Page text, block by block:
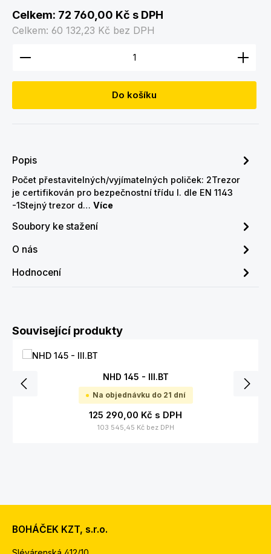
Celkem: 72 760,00 Kč s DPH
Celkem: 60 132,23 Kč bez DPH
Množství produktu: Zadejte požadované
Do košíku
Popis
Počet přestavitelných/vyjímatelných poliček: 2Trezor
je certifikován pro bezpečnostní třídu I. dle EN 1143
-1Stejný trezor d… Více
Soubory ke stažení
O nás
Hodnocení
Přeskočit galerii produktů
Související produkty
NHD 145 - III.BT
Na objednávku do 21 dní
125 290,00 Kč s DPH
103 545,45 Kč bez DPH
BOHÁČEK KZT, s.r.o.